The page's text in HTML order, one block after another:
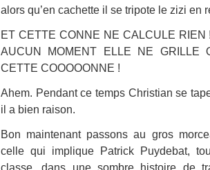
alors qu’en cachette il se tripote le zizi en
ET CETTE CONNE NE CALCULE
AUCUN MOMENT ELLE NE GRILLE
CETTE COOOOONNE !
Ahem. Pendant ce temps Christian se
il a bien raison.
Bon maintenant passons au gros
celle qui implique Patrick Puydebat,
classe, dans une sombre histoire de